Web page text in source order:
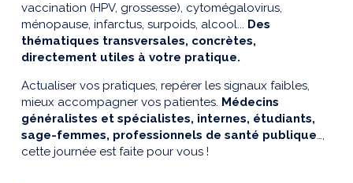
vaccination (HPV, grossesse), cytomégalovirus,
ménopause, infarctus, surpoids, alcool... Des
thématiques transversales, concrètes,
directement utiles à votre pratique.​
Actualiser vos pratiques​, repérer les signaux faibles​,
mieux accompagner vos patientes. Médecins
généralistes et spécialistes, internes, étudiants,
sage-femmes, professionnels de santé publique…,
cette journée est faite pour vous !